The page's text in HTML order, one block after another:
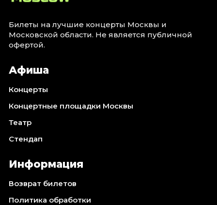
Билеты на лучшие концерты Москвы и
Московской области. Не является публичной
офертой.
Афиша
Концерты
Концертные площадки Москвы
Театр
Стендап
Информация
Возврат билетов
Политика обработки